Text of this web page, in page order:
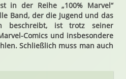
in der Reihe „100% Marvel“
Band, der die Jugend und das
beschreibt, ist trotz seiner
Comics und insbesondere
Schließlich muss man auch